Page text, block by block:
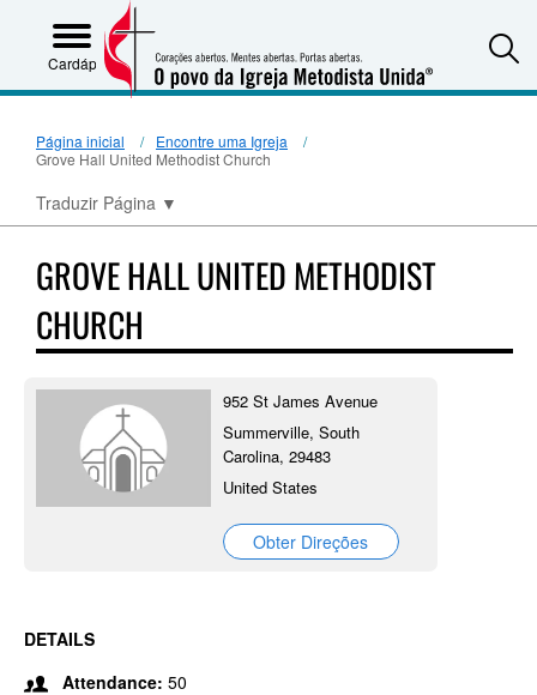
Cardápio
Página inicial
Encontre uma Igreja
Grove Hall United Methodist Church
Traduzir Página ▼
GROVE HALL UNITED METHODIST
CHURCH
952 St James Avenue
Summerville, South
Carolina, 29483
United States
Obter Direções
DETAILS
Attendance: 50